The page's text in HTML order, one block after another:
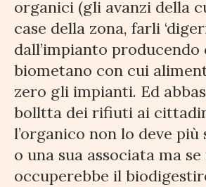
organici (gli avanzi della
case della zona, farli
dall’impianto producendo
biometano con cui
zero gli impianti. Ed
bolltta dei rifiuti ai
l’organico non lo deve più
o una sua associata ma se
occuperebbe il